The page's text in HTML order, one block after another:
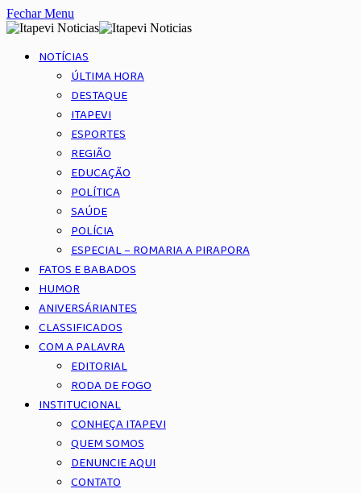
Fechar Menu
NOTÍCIAS
ÚLTIMA HORA
DESTAQUE
ITAPEVI
ESPORTES
REGIÃO
EDUCAÇÃO
POLÍTICA
SAÚDE
POLÍCIA
ESPECIAL – ROMARIA A PIRAPORA
FATOS E BABADOS
HUMOR
ANIVERSÁRIANTES
CLASSIFICADOS
COM A PALAVRA
EDITORIAL
RODA DE FOGO
INSTITUCIONAL
CONHEÇA ITAPEVI
QUEM SOMOS
DENUNCIE AQUI
CONTATO